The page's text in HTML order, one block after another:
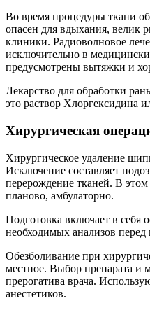
Во время процедуры ткани
опасен для вдыхания, велик
клиники. Радиоволновое
исключительно в
предусмотрены вытяжки и
Лекарство для обработки
это раствор Хлоргексидина
Хирургическая
Хирургическое удаление
Исключение составляет
перерождение тканей. В
планово, амбулаторно.
Подготовка включает в себя
необходимых анализов
Обезболивание при
местное. Выбор препарата и
прерогатива врача.
анестетиков.